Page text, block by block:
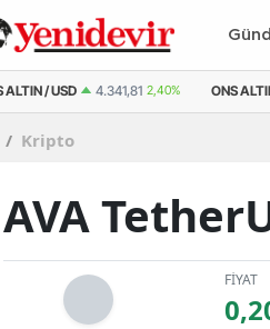
ALTIN / USD 4.341,81 2,40% ONS
/ Kripto
AVA
FİYAT